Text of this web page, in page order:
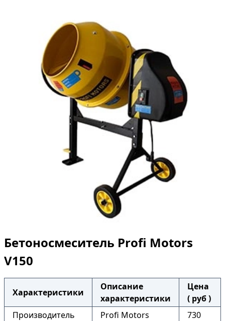
Бетоносмеситель Profi Motors
V150
Характеристики
Описание
характеристики
Цена
( руб )
Производитель
Profi Motors
730